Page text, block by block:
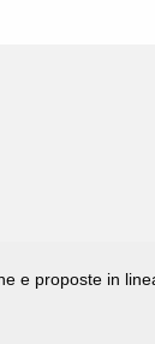
e proposte in